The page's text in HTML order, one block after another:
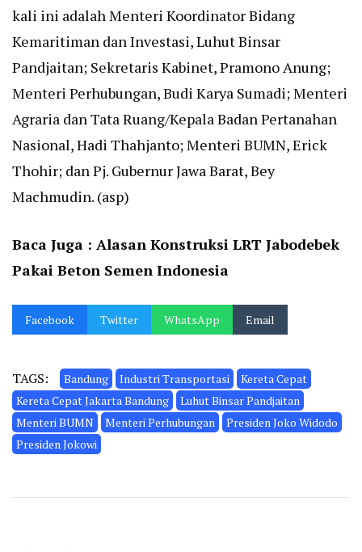
kali ini adalah Menteri Koordinator Bidang
Kemaritiman dan Investasi, Luhut Binsar
Pandjaitan; Sekretaris Kabinet, Pramono Anung;
Menteri Perhubungan, Budi Karya Sumadi; Menteri
Agraria dan Tata Ruang/Kepala Badan Pertanahan
Nasional, Hadi Thahjanto; Menteri BUMN, Erick
Thohir; dan Pj. Gubernur Jawa Barat, Bey
Machmudin. (asp)
Baca Juga : Alasan Konstruksi LRT Jabodebek
Pakai Beton Semen Indonesia
Facebook Twitter WhatsApp Email
TAGS: Bandung Industri Transportasi
Kereta Cepat
Kereta Cepat Jakarta Bandung
Luhut Binsar Pandjaitan
Menteri BUMN
Menteri Perhubungan
Presiden Joko Widodo
Presiden Jokowi